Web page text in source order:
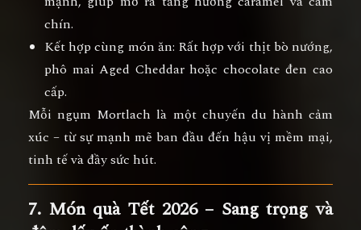
chín.
Kết hợp cùng món ăn: Rất hợp với thịt bò nướng,
phô mai Aged Cheddar hoặc chocolate đen cao
cấp.
Mỗi ngụm Mortlach là một chuyến du hành cảm
xúc – từ sự mạnh mẽ ban đầu đến hậu vị mềm mại,
tinh tế và đầy sức hút.
7. Món quà Tết 2026 – Sang trọng và